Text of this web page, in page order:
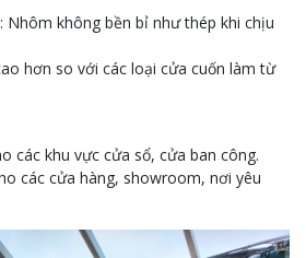
Nhôm không bền bỉ như thép khi chịu
hơn so với các loại cửa cuốn làm từ
các khu vực cửa sổ, cửa ban công.
các cửa hàng, showroom, nơi yêu